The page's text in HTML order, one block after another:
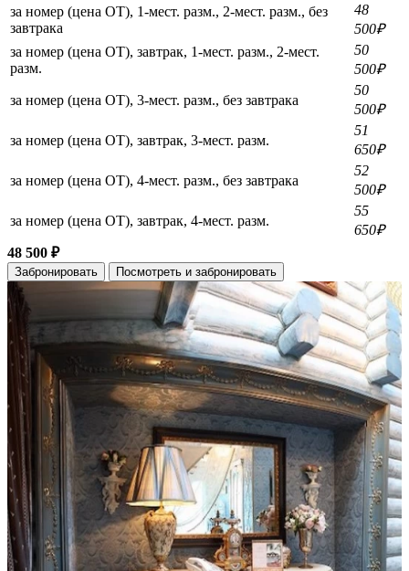
за номер (цена ОТ), 1-мест. разм., 2-мест. разм., без
завтрака
48
500₽
за номер (цена ОТ), завтрак, 1-мест. разм., 2-мест.
разм.
50
500₽
за номер (цена ОТ), 3-мест. разм., без завтрака
50
500₽
за номер (цена ОТ), завтрак, 3-мест. разм.
51
650₽
за номер (цена ОТ), 4-мест. разм., без завтрака
52
500₽
за номер (цена ОТ), завтрак, 4-мест. разм.
55
650₽
48 500 ₽
Забронировать Посмотреть и забронировать